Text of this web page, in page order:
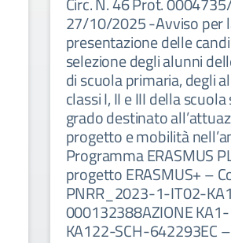
27/10/2025 -Avviso per
presentazione delle
selezione degli alunni
di scuola primaria, degli
classi I, II e III della
grado destinato
progetto e mobilità
Programma ERASMUS
progetto ERASMUS+ –
PNRR_2023-1-IT02-
000132388AZIONE
KA122-SCH-642293EC